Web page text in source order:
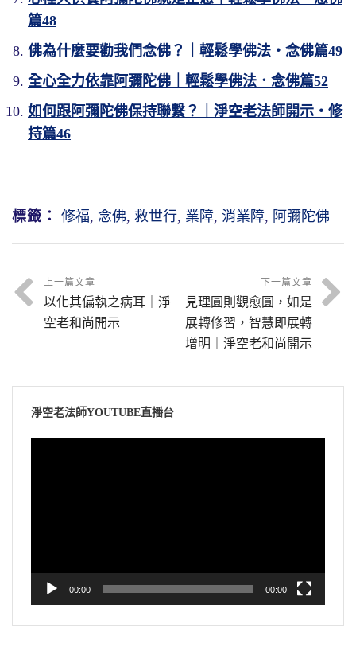
篇48
佛為什麼要勸我們念佛？｜輕鬆學佛法・念佛篇49
全心全力依靠阿彌陀佛｜輕鬆學佛法．念佛篇52
如何跟阿彌陀佛保持聯繫？｜淨空老法師開示・修
持篇46
標籤： 修福, 念佛, 救世行, 業障, 消業障, 阿彌陀佛
上一篇文章
以化其偏執之病耳｜淨
空老和尚開示
下一篇文章
見理圓則觀愈圓，如是
展轉修習，智慧即展轉
增明｜淨空老和尚開示
淨空老法師YOUTUBE直播台
00:00 00:00